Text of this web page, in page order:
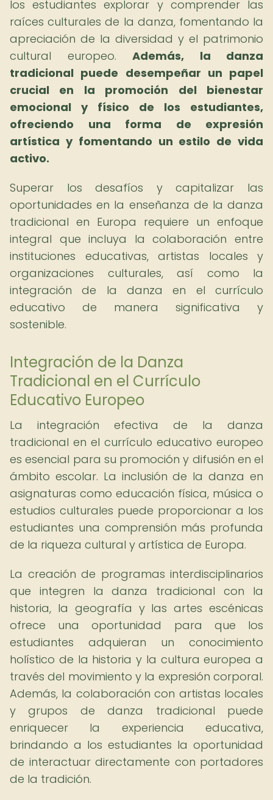
los estudiantes explorar y comprender las
raíces culturales de la danza, fomentando la
apreciación de la diversidad y el patrimonio
cultural europeo. Además, la danza
tradicional puede desempeñar un papel
crucial en la promoción del bienestar
emocional y físico de los estudiantes,
ofreciendo una forma de expresión
artística y fomentando un estilo de vida
activo.
Superar los desafíos y capitalizar las
oportunidades en la enseñanza de la danza
tradicional en Europa requiere un enfoque
integral que incluya la colaboración entre
instituciones educativas, artistas locales y
organizaciones culturales, así como la
integración de la danza en el currículo
educativo de manera significativa y
sostenible.
Integración de la Danza
Tradicional en el Currículo
Educativo Europeo
La integración efectiva de la danza
tradicional en el currículo educativo europeo
es esencial para su promoción y difusión en el
ámbito escolar. La inclusión de la danza en
asignaturas como educación física, música o
estudios culturales puede proporcionar a los
estudiantes una comprensión más profunda
de la riqueza cultural y artística de Europa.
La creación de programas interdisciplinarios
que integren la danza tradicional con la
historia, la geografía y las artes escénicas
ofrece una oportunidad para que los
estudiantes adquieran un conocimiento
holístico de la historia y la cultura europea a
través del movimiento y la expresión corporal.
Además, la colaboración con artistas locales
y grupos de danza tradicional puede
enriquecer la experiencia educativa,
brindando a los estudiantes la oportunidad
de interactuar directamente con portadores
de la tradición.